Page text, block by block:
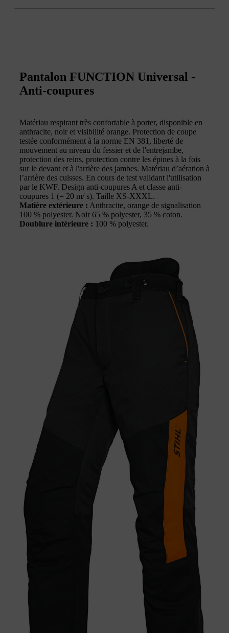
Pantalon FUNCTION Universal -
Anti-coupures
Matériau respirant très confortable à porter, disponible en
anthracite, noir et visibilité orange. Protection de coupe
testée conformément à la norme EN 381, liberté de
mouvement au niveau du fessier et de l'entrejambe,
protection des reins, protection contre les épines à la fois
sur le devant et à l'arrière des jambes. Matériau d’aération à
l’arrière des cuisses. En cours de test validant l'utilisation
par le KWF. Design anti-coupures A et classe anti-
coupures 1 (= 20 m/ s). Taille XS-XXXL.
Matière extérieure : Anthracite, orange de signalisation
100 % polyester. Noir 65 % polyester, 35 % coton.
Doublure intérieure : 100 % polyester.